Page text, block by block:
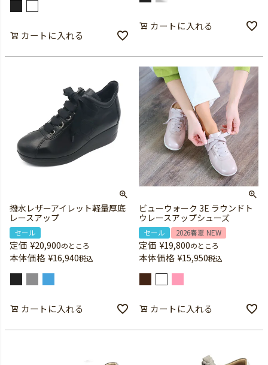
カートに入れる
カートに入れる
撥水レザーアイレット軽量厚底
レースアップ
セール
定価 ¥20,900のところ
本体価格 ¥16,940税込
カートに入れる
ビューウォーク 3E ラウンドト
ウレースアップシューズ
セール 2026春夏 NEW
定価 ¥19,800のところ
本体価格 ¥15,950税込
カートに入れる